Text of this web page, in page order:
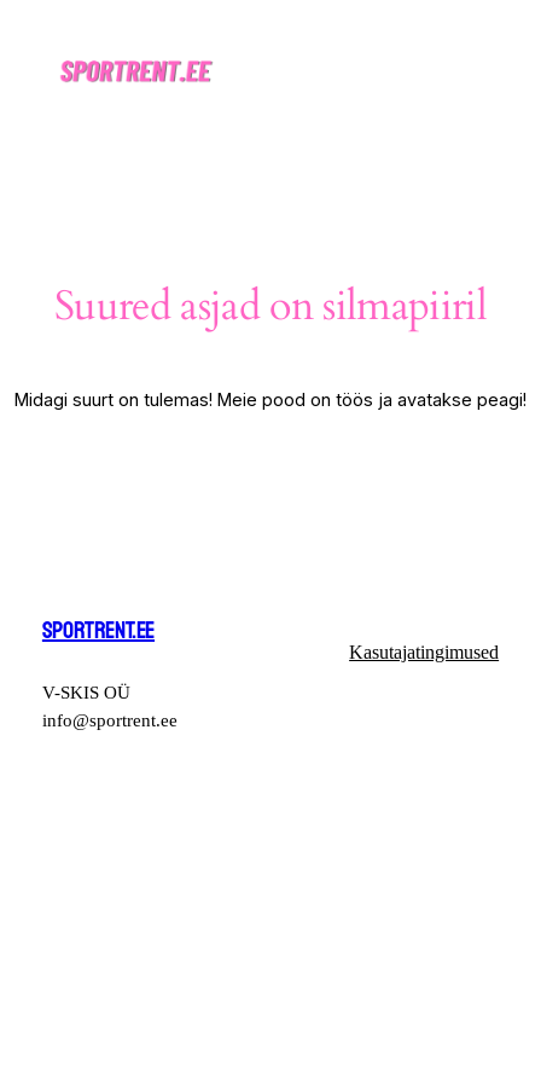
Suured asjad on silmapiiril
Midagi suurt on tulemas! Meie pood on töös ja avatakse peagi!
SPORTRENT.EE
V-SKIS OÜ
info@sportrent.ee
Kasutajatingimused